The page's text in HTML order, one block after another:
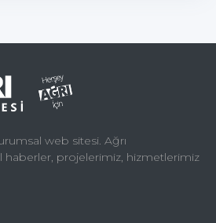
web sitesi. Ağrı
haberler, projelerimiz, hizmetlerimiz